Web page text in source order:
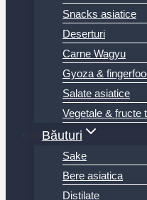
Snacks asiatice
Deserturi
Carne Wagyu
Gyoza &
Salate asiatice
Vegetale & fructe
Băuturi
Sake
Bere asiatica
Distilate